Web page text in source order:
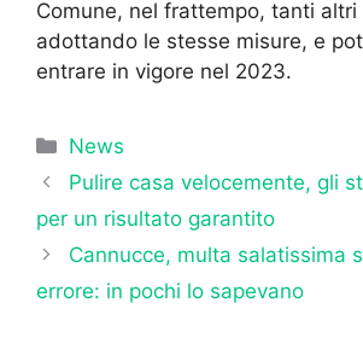
Comune, nel frattempo, tanti
adottando le stesse misure, e
entrare in vigore nel 2023.
Categorie
News
Pulire casa velocemente, gli
per un risultato garantito
Cannucce, multa salatissima
errore: in pochi lo sapevano